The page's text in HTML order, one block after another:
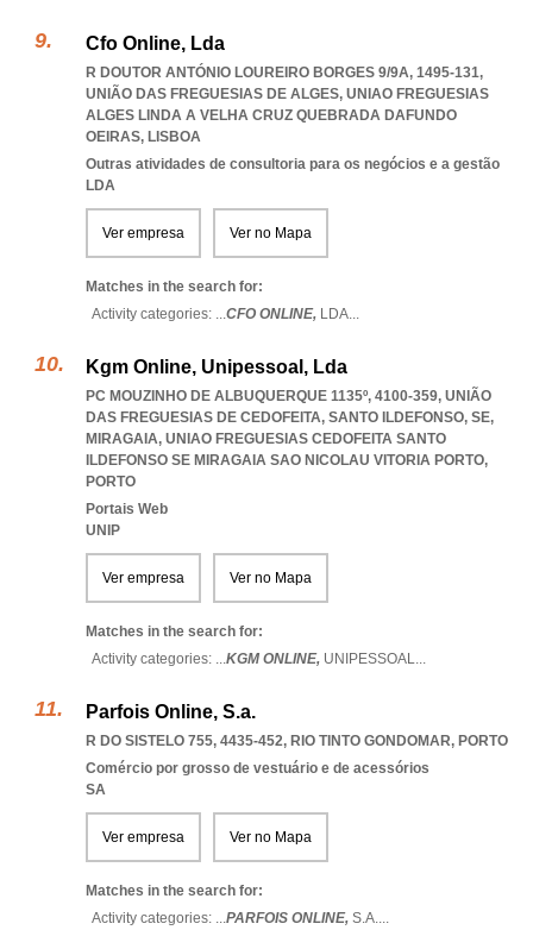
Cfo Online, Lda
R DOUTOR ANTÓNIO LOUREIRO BORGES 9/9A, 1495-131,
UNIÃO DAS FREGUESIAS DE ALGES, UNIAO FREGUESIAS
ALGES LINDA A VELHA CRUZ QUEBRADA DAFUNDO
OEIRAS, LISBOA
Outras atividades de consultoria para os negócios e a gestão
LDA
Ver empresa Ver no Mapa
Matches in the search for:
Activity categories: ...CFO ONLINE, LDA...
Kgm Online, Unipessoal, Lda
PC MOUZINHO DE ALBUQUERQUE 1135º, 4100-359, UNIÃO
DAS FREGUESIAS DE CEDOFEITA, SANTO ILDEFONSO, SE,
MIRAGAIA, UNIAO FREGUESIAS CEDOFEITA SANTO
ILDEFONSO SE MIRAGAIA SAO NICOLAU VITORIA PORTO,
PORTO
Portais Web
UNIP
Ver empresa Ver no Mapa
Matches in the search for:
Activity categories: ...KGM ONLINE, UNIPESSOAL...
Parfois Online, S.a.
R DO SISTELO 755, 4435-452, RIO TINTO GONDOMAR, PORTO
Comércio por grosso de vestuário e de acessórios
SA
Ver empresa Ver no Mapa
Matches in the search for:
Activity categories: ...PARFOIS ONLINE, S.A....